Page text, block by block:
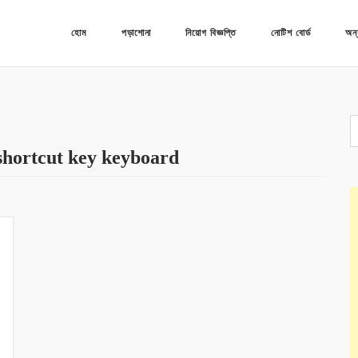
হোম পড়াশোনা নিয়োগ বিজ্ঞপ্তি নোটিশ বোর্ড
key keyboard